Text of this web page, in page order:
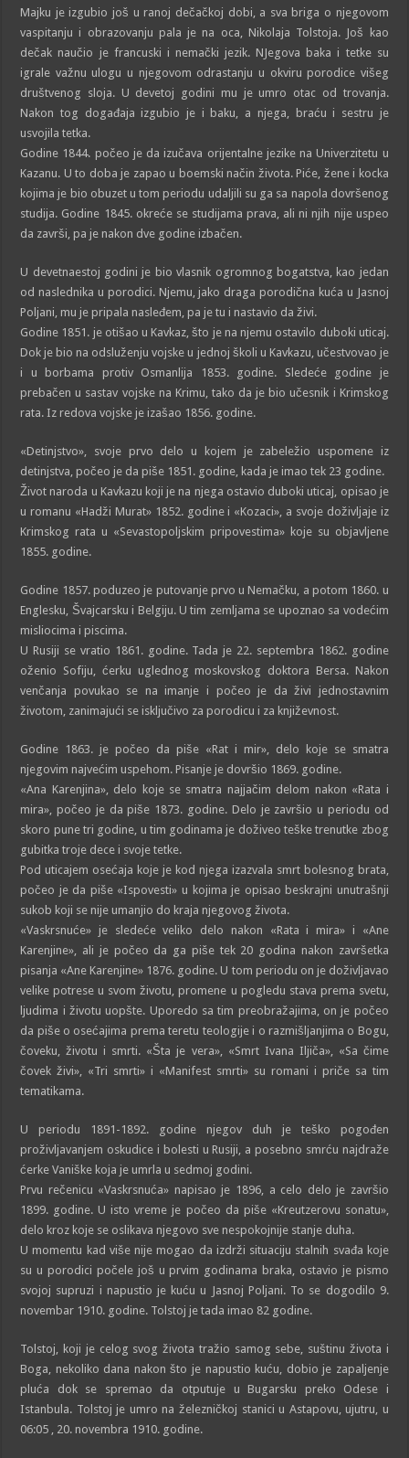
Majku je izgubio još u ranoj dečačkoj dobi, a sva briga o njegovom
vaspitanju i obrazovanju pala je na oca, Nikolaja Tolstoja. Još kao
dečak naučio je francuski i nemački jezik. NJegova baka i tetke su
igrale važnu ulogu u njegovom odrastanju u okviru porodice višeg
društvenog sloja. U devetoj godini mu je umro otac od trovanja.
Nakon tog događaja izgubio je i baku, a njega, braću i sestru je
usvojila tetka.
Godine 1844. počeo je da izučava orijentalne jezike na Univerzitetu u
Kazanu. U to doba je zapao u boemski način života. Piće, žene i kocka
kojima je bio obuzet u tom periodu udaljili su ga sa napola dovršenog
studija. Godine 1845. okreće se studijama prava, ali ni njih nije uspeo
da završi, pa je nakon dve godine izbačen.
U devetnaestoj godini je bio vlasnik ogromnog bogatstva, kao jedan
od naslednika u porodici. Njemu, jako draga porodična kuća u Jasnoj
Poljani, mu je pripala nasleđem, pa je tu i nastavio da živi.
Godine 1851. je otišao u Kavkaz, što je na njemu ostavilo duboki uticaj.
Dok je bio na odsluženju vojske u jednoj školi u Kavkazu, učestvovao je
i u borbama protiv Osmanlija 1853. godine. Sledeće godine je
prebačen u sastav vojske na Krimu, tako da je bio učesnik i Krimskog
rata. Iz redova vojske je izašao 1856. godine.
«Detinjstvo», svoje prvo delo u kojem je zabeležio uspomene iz
detinjstva, počeo je da piše 1851. godine, kada je imao tek 23 godine.
Život naroda u Kavkazu koji je na njega ostavio duboki uticaj, opisao je
u romanu «Hadži Murat» 1852. godine i «Kozaci», a svoje doživljaje iz
Krimskog rata u «Sevastopoljskim pripovestima» koje su objavljene
1855. godine.
Godine 1857. poduzeo je putovanje prvo u Nemačku, a potom 1860. u
Englesku, Švajcarsku i Belgiju. U tim zemljama se upoznao sa vodećim
misliocima i piscima.
U Rusiji se vratio 1861. godine. Tada je 22. septembra 1862. godine
oženio Sofiju, ćerku uglednog moskovskog doktora Bersa. Nakon
venčanja povukao se na imanje i počeo je da živi jednostavnim
životom, zanimajući se isključivo za porodicu i za književnost.
Godine 1863. je počeo da piše «Rat i mir», delo koje se smatra
njegovim najvećim uspehom. Pisanje je dovršio 1869. godine.
«Ana Karenjina», delo koje se smatra najjačim delom nakon «Rata i
mira», počeo je da piše 1873. godine. Delo je završio u periodu od
skoro pune tri godine, u tim godinama je doživeo teške trenutke zbog
gubitka troje dece i svoje tetke.
Pod uticajem osećaja koje je kod njega izazvala smrt bolesnog brata,
počeo je da piše «Ispovesti» u kojima je opisao beskrajni unutrašnji
sukob koji se nije umanjio do kraja njegovog života.
«Vaskrsnuće» je sledeće veliko delo nakon «Rata i mira» i «Ane
Karenjine», ali je počeo da ga piše tek 20 godina nakon završetka
pisanja «Ane Karenjine» 1876. godine. U tom periodu on je doživljavao
velike potrese u svom životu, promene u pogledu stava prema svetu,
ljudima i životu uopšte. Uporedo sa tim preobražajima, on je počeo
da piše o osećajima prema teretu teologije i o razmišljanjima o Bogu,
čoveku, životu i smrti. «Šta je vera», «Smrt Ivana Iljiča», «Sa čime
čovek živi», «Tri smrti» i «Manifest smrti» su romani i priče sa tim
tematikama.
U periodu 1891-1892. godine njegov duh je teško pogođen
proživljavanjem oskudice i bolesti u Rusiji, a posebno smrću najdraže
ćerke Vaniške koja je umrla u sedmoj godini.
Prvu rečenicu «Vaskrsnuća» napisao je 1896, a celo delo je završio
1899. godine. U isto vreme je počeo da piše «Kreutzerovu sonatu»,
delo kroz koje se oslikava njegovo sve nespokojnije stanje duha.
U momentu kad više nije mogao da izdrži situaciju stalnih svađa koje
su u porodici počele još u prvim godinama braka, ostavio je pismo
svojoj supruzi i napustio je kuću u Jasnoj Poljani. To se dogodilo 9.
novembar 1910. godine. Tolstoj je tada imao 82 godine.
Tolstoj, koji je celog svog života tražio samog sebe, suštinu života i
Boga, nekoliko dana nakon što je napustio kuću, dobio je zapaljenje
pluća dok se spremao da otputuje u Bugarsku preko Odese i
Istanbula. Tolstoj je umro na železničkoj stanici u Astapovu, ujutru, u
06:05 , 20. novembra 1910. godine.